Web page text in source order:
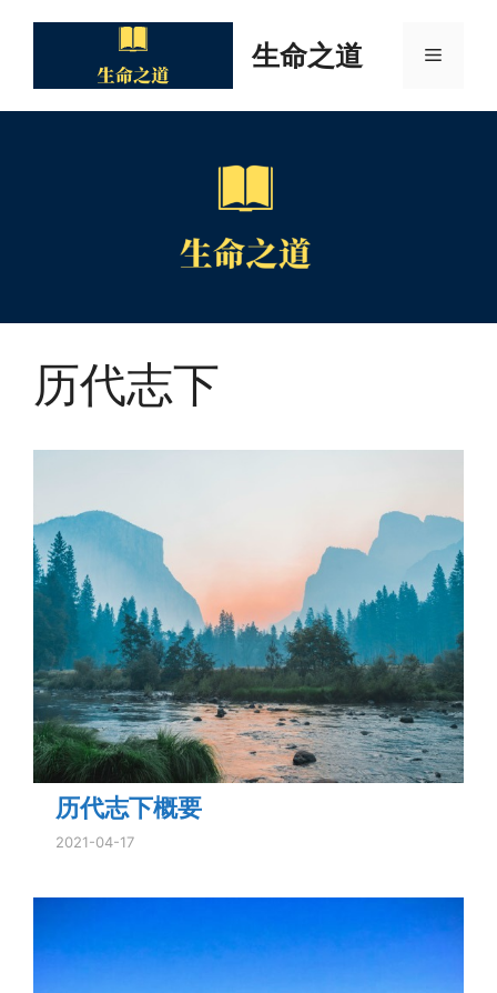
生命之道 Menu
历代志下
历代志下概要
2021-04-17